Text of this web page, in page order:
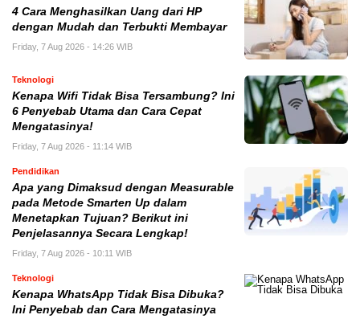
4 Cara Menghasilkan Uang dari HP
dengan Mudah dan Terbukti Membayar
Friday, 7 Aug 2026 - 14:26 WIB
Teknologi
Kenapa Wifi Tidak Bisa Tersambung? Ini
6 Penyebab Utama dan Cara Cepat
Mengatasinya!
Friday, 7 Aug 2026 - 11:14 WIB
Pendidikan
Apa yang Dimaksud dengan Measurable
pada Metode Smarten Up dalam
Menetapkan Tujuan? Berikut ini
Penjelasannya Secara Lengkap!
Friday, 7 Aug 2026 - 10:11 WIB
Teknologi
Kenapa WhatsApp Tidak Bisa Dibuka?
Ini Penyebab dan Cara Mengatasinya